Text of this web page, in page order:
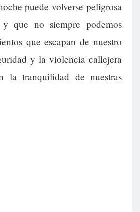
puede volverse peligrosa
que no siempre podemos
que escapan de nuestro
y la violencia callejera
la tranquilidad de nuestras